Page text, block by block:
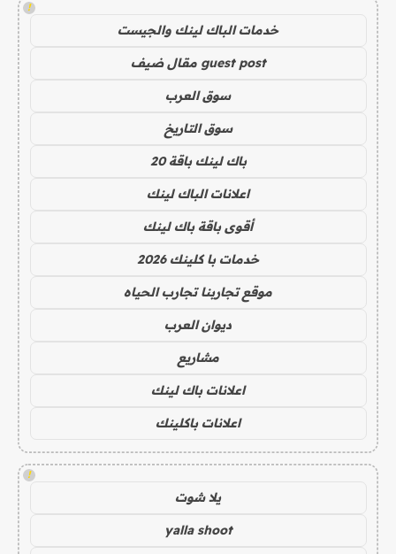
!
خدمات الباك لينك والجيست
guest post مقال ضيف
سوق العرب
سوق التاريخ
باك لينك باقة 20
اعلانات الباك لينك
أقوى باقة باك لينك
خدمات با كلينك 2026
موقع تجاربنا تجارب الحياه
ديوان العرب
مشاريع
اعلانات باك لينك
اعلانات باكلينك
!
يلا شوت
yalla shoot